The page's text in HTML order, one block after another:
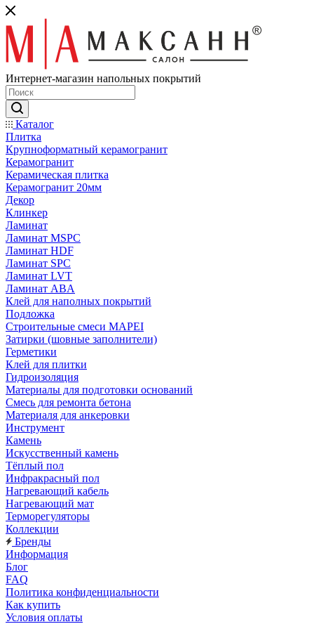
Интернет-магазин напольных покрытий
Каталог
Плитка
Крупноформатный керамогранит
Керамогранит
Керамическая плитка
Керамогранит 20мм
Декор
Клинкер
Ламинат
Ламинат MSPC
Ламинат HDF
Ламинат SPC
Ламинат LVT
Ламинат ABA
Клей для наполных покрытий
Подложка
Строительные смеси MAPEI
Затирки (шовные заполнители)
Герметики
Клей для плитки
Гидроизоляция
Материалы для подготовки оснований
Смесь для ремонта бетона
Материаля для анкеровки
Инструмент
Камень
Искусственный камень
Тёплый пол
Инфракрасный пол
Нагревающий кабель
Нагревающий мат
Терморегуляторы
Коллекции
Бренды
Информация
Блог
FAQ
Политика конфиденциальности
Как купить
Условия оплаты